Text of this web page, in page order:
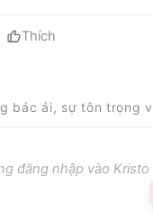
Thích
bác ái, sự tôn trọng
đăng nhập vào